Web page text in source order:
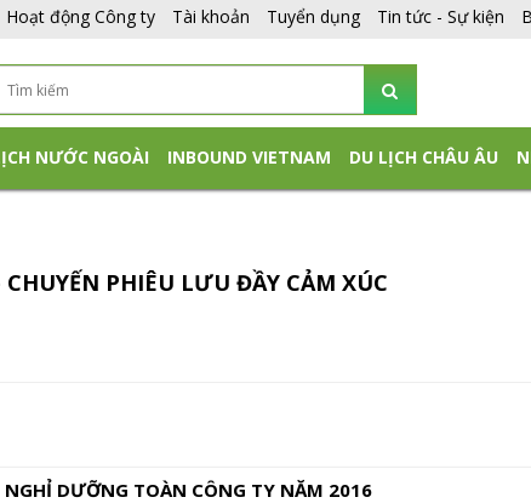
Hoạt động Công ty Tài khoản Tuyển dụng Tin tức - Sự kiện
NƯỚC NGOÀI INBOUND VIETNAM DU LỊCH CHÂU ÂU
PHIÊU LƯU ĐẦY CẢM XÚC
NGHỈ DƯỠNG TOÀN CÔNG TY NĂM 2016